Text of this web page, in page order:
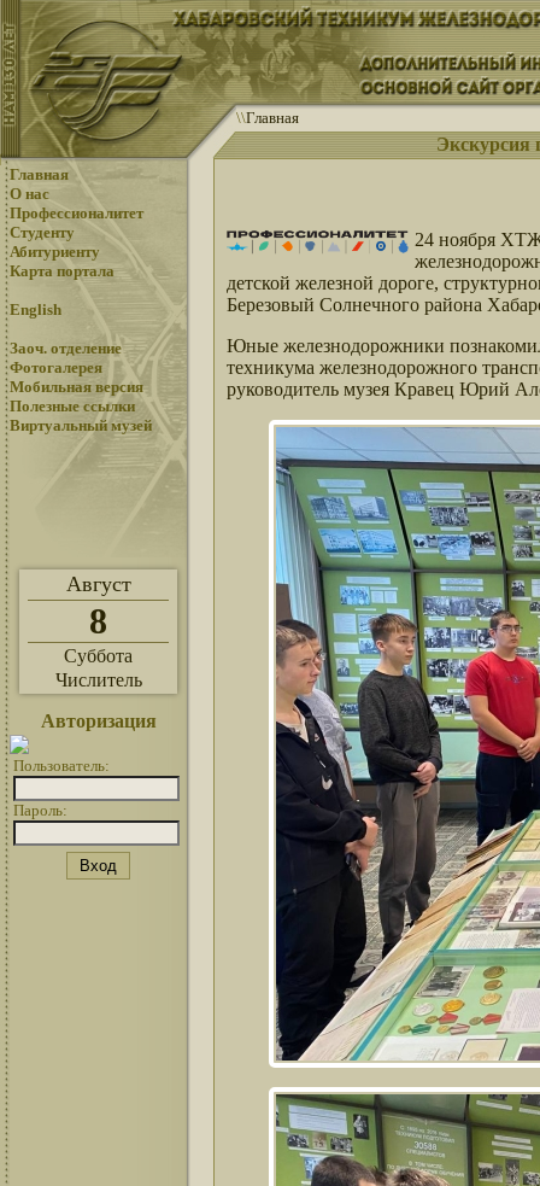
\\Главная
Экскурсия
Главная
О нас
Профессионалитет
Студенту
Абитуриенту
Карта портала
English
Заоч. отделение
Фотогалерея
Мобильная версия
Полезные ссылки
Виртуальный музей
Август
8
Суббота
Числитель
Авторизация
Пользователь:
Пароль:
24 ноября
детской железной дороге,
Березовый Солнечного района
Юные железнодорожники
техникума железнодорожного
руководитель музея Кравец Юрий